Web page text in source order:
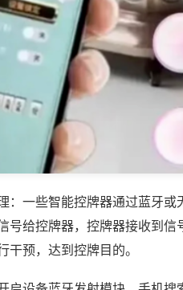
：一些智能控牌器通过蓝牙
号给控牌器，控牌器接收到
预，达到控牌目的。